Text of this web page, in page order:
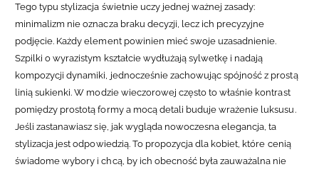
Tego typu stylizacja świetnie uczy jednej ważnej zasady:
minimalizm nie oznacza braku decyzji, lecz ich precyzyjne
podjęcie. Każdy element powinien mieć swoje uzasadnienie.
Szpilki o wyrazistym kształcie wydłużają sylwetkę i nadają
kompozycji dynamiki, jednocześnie zachowując spójność z prostą
linią sukienki. W modzie wieczorowej często to właśnie kontrast
pomiędzy prostotą formy a mocą detali buduje wrażenie luksusu.
Jeśli zastanawiasz się, jak wygląda nowoczesna elegancja, ta
stylizacja jest odpowiedzią. To propozycja dla kobiet, które cenią
świadome wybory i chcą, by ich obecność była zauważalna nie